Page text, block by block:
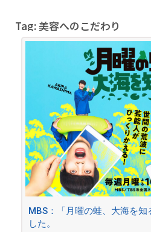
Tag: 美容へのこだわり
MBS：「月曜の蛙、大海を知
した。